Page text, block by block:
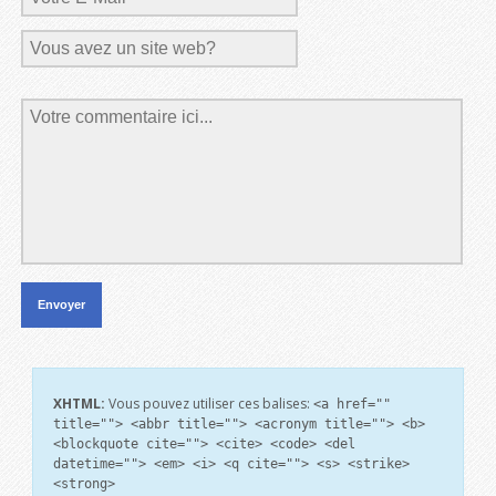
XHTML: Vous pouvez utiliser ces balises: <a href=""
title=""> <abbr title=""> <acronym title=""> <b>
<blockquote cite=""> <cite> <code> <del
datetime=""> <em> <i> <q cite=""> <s> <strike>
<strong>